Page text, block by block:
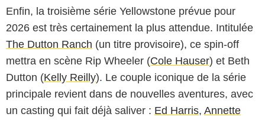
Enfin, la troisième série Yellowstone prévue pour
2026 est très certainement la plus attendue. Intitulée
The Dutton Ranch (un titre provisoire), ce spin-off
mettra en scène Rip Wheeler (Cole Hauser) et Beth
Dutton (Kelly Reilly). Le couple iconique de la série
principale revient dans de nouvelles aventures, avec
un casting qui fait déjà saliver : Ed Harris, Annette